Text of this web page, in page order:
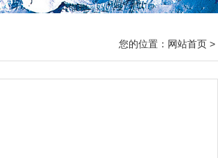
您的位置： 网站首页 >